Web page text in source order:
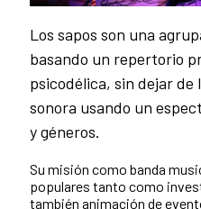
Los sapos son una
basando un repertorio
psicodélica, sin dejar de
sonora usando un
y géneros.
Su misión como banda
populares tanto como
también animación de